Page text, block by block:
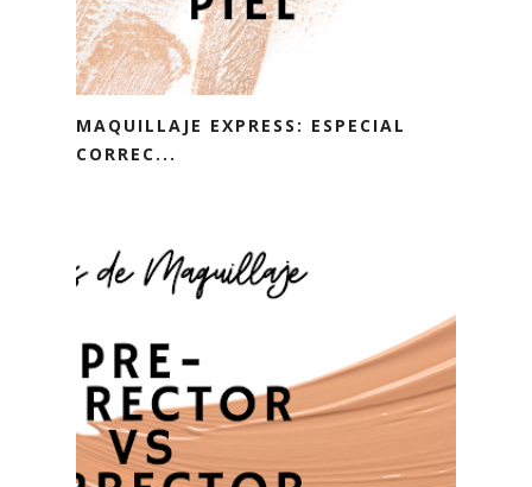
MAQUILLAJE EXPRESS: ESPECIAL
CORREC...